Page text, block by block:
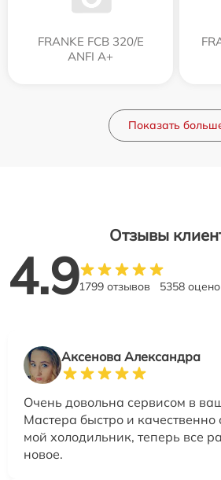
FRANKE FCB 320/E
ANFI A+
Показать
Отзывы
4.91799 отзывов 5358
Аксенова Александра
Очень довольна сервисом в
Мастера быстро и качественно
мой холодильник, теперь все
новое.